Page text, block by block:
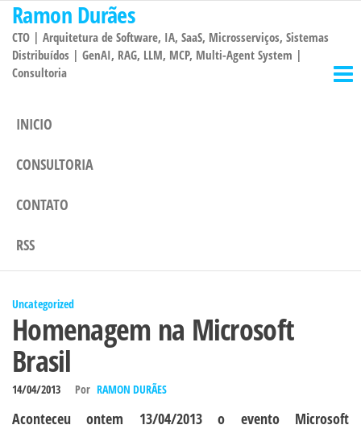
Pular
para
conteúdo
Ramon Durães
CTO | Arquitetura de Software, IA, SaaS, Microsserviços, Sistemas
Distribuídos | GenAI, RAG, LLM, MCP, Multi-Agent System |
Consultoria
INICIO
CONSULTORIA
CONTATO
RSS
Uncategorized
Homenagem na Microsoft
Brasil
14/04/2013 Por RAMON DURÃES
Aconteceu ontem 13/04/2013 o evento Microsoft